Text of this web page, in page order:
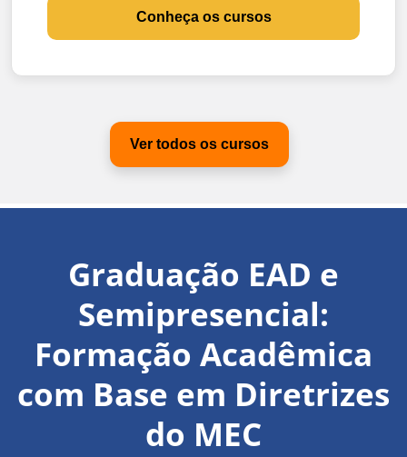
Conheça os cursos
Ver todos os cursos
Graduação EAD e
Semipresencial:
Formação Acadêmica
com Base em Diretrizes
do MEC